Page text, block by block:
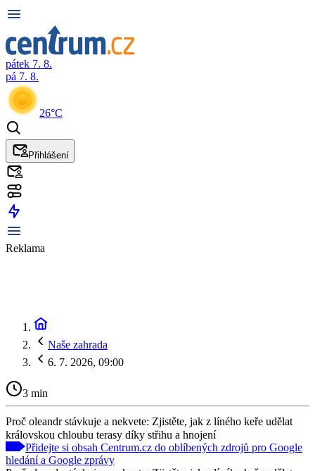
pátek 7. 8.
pá 7. 8.
26°C
Přihlášení
Reklama
Naše zahrada
6. 7. 2026, 09:00
3 min
Proč oleandr stávkuje a nekvete: Zjistěte, jak z líného keře udělat
královskou chloubu terasy díky střihu a hnojení
Přidejte si obsah Centrum.cz do oblíbených zdrojů pro Google
hledání a Google zprávy